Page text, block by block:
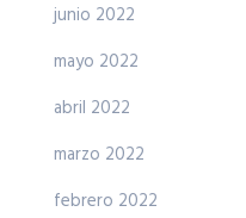
junio 2022
mayo 2022
abril 2022
marzo 2022
febrero 2022